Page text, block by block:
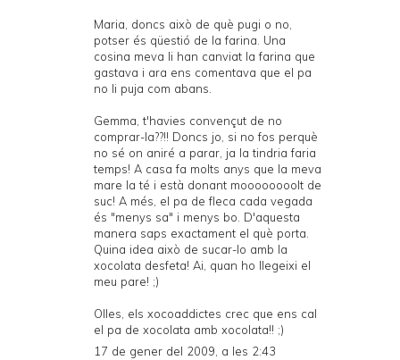
Maria, doncs això de què pugi o no,
potser és qüestió de la farina. Una
cosina meva li han canviat la farina que
gastava i ara ens comentava que el pa
no li puja com abans.
Gemma, t'havies convençut de no
comprar-la??!! Doncs jo, si no fos perquè
no sé on aniré a parar, ja la tindria faria
temps! A casa fa molts anys que la meva
mare la té i està donant moooooooolt de
suc! A més, el pa de fleca cada vegada
és "menys sa" i menys bo. D'aquesta
manera saps exactament el què porta.
Quina idea això de sucar-lo amb la
xocolata desfeta! Ai, quan ho llegeixi el
meu pare! ;)
Olles, els xocoaddictes crec que ens cal
el pa de xocolata amb xocolata!! ;)
17 de gener del 2009, a les 2:43